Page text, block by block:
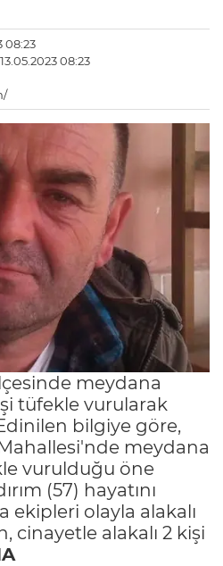
08:23
08:23
meydana
tüfekle vurularak
bilgiye göre,
meydana
vurulduğu öne
(57) hayatını
ekipleri olayla alakalı
cinayetle alakalı 2 kişi